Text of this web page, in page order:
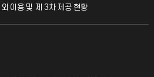
이용 및 제 3차 제공 현황